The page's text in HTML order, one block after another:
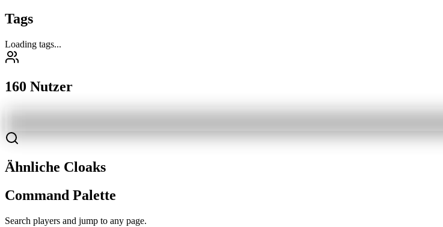
Tags
Loading tags...
160 Nutzer
Ähnliche Cloaks
Command Palette
Search players and jump to any page.